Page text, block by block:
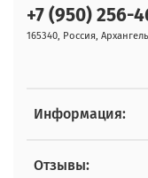
Информация:
Отзывы:
+7 (950) 256-
165340, Россия,